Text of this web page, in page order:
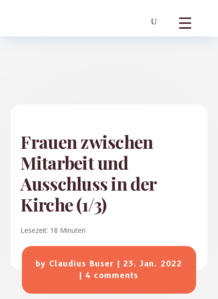
Frauen zwischen
Mitarbeit und
Ausschluss in der
Kirche (1/3)
Lesezeit: 18 Minuten
by Claudius Buser | 23. Jan. 2022
| 4 comments